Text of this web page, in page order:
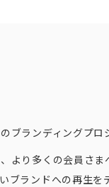
ブランディングプロ
より多くの会員さ
ランドへの再生を